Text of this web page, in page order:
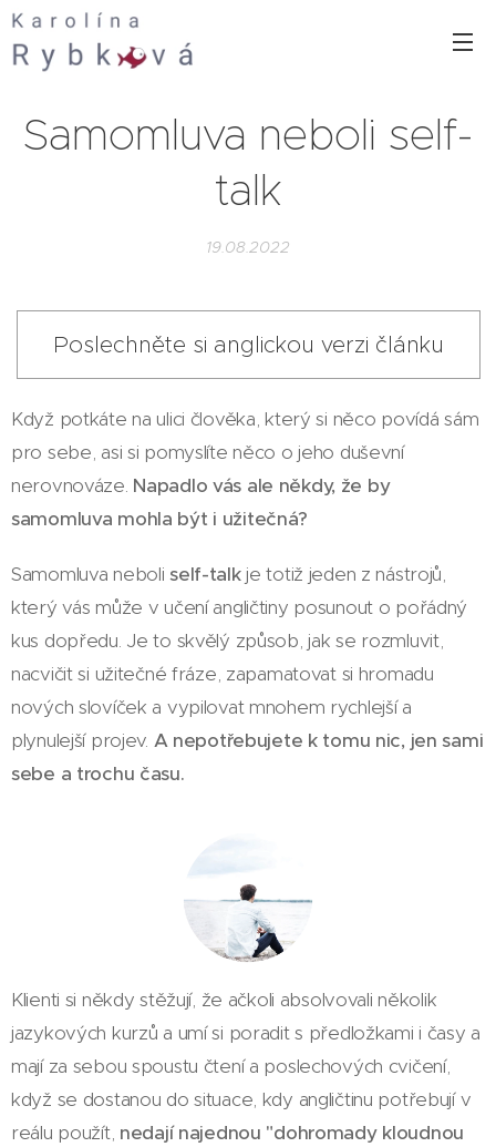
Samomluva neboli self-
talk
19.08.2022
Poslechněte si anglickou verzi článku
Když potkáte na ulici člověka, který si něco povídá sám
pro sebe, asi si pomyslíte něco o jeho duševní
nerovnováze. Napadlo vás ale někdy, že by
samomluva mohla být i užitečná?
Samomluva neboliself-talkje totiž jeden z nástrojů,
který vás může v učení angličtiny posunout o pořádný
kus dopředu. Je to skvělý způsob, jak se rozmluvit,
nacvičit si užitečné fráze, zapamatovat si hromadu
nových slovíček a vypilovat mnohem rychlejší a
plynulejší projev. A nepotřebujete k tomu nic, jen sami
sebe a trochu času.
Klienti si někdy stěžují, že ačkoli absolvovali několik
jazykových kurzů a umí si poradit s předložkami i časy a
mají za sebou spoustu čtení a poslechových cvičení,
když se dostanou do situace, kdy angličtinu potřebují v
reálu použít, nedají najednou "dohromady kloudnou